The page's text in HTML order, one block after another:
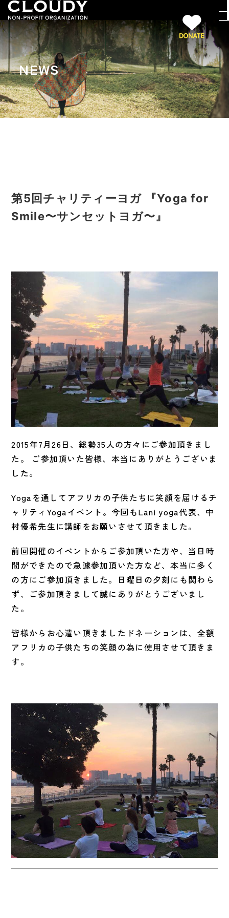
NEWS
第5回チャリティーヨガ 『Yoga for
Smile〜サンセットヨガ〜』
2015年7月26日、総勢35人の方々にご参加頂きまし
た。 ご参加頂いた皆様、本当にありがとうございま
した。
Yogaを通してアフリカの子供たちに笑顔を届けるチ
ャリティYogaイベント。今回もLani yoga代表、中
村優希先生に講師をお願いさせて頂きました。
前回開催のイベントからご参加頂いた方や、当日時
間ができたので急遽参加頂いた方など、本当に多く
の方にご参加頂きました。日曜日の夕刻にも関わら
ず、ご参加頂きまして誠にありがとうございまし
た。
皆様からお心遣い頂きましたドネーションは、全額
アフリカの子供たちの笑顔の為に使用させて頂きま
す。